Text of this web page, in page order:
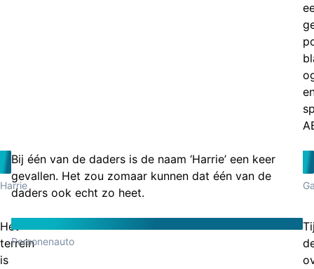
Harrie
Bij één van de daders is de naam ‘Harrie’ een keer
gevallen. Het zou zomaar kunnen dat één van de
daders ook echt zo heet.
Het
terrein
is
Personenauto